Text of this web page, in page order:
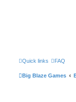
Quick links FAQ
Big Blaze Games